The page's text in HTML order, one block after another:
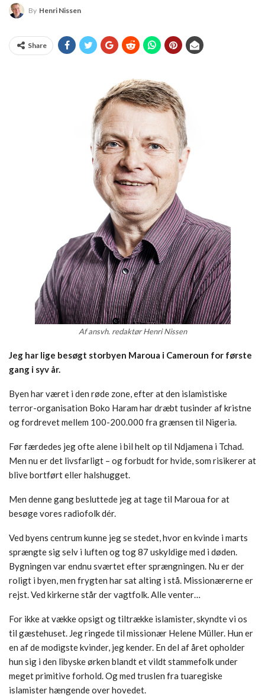
By Henri Nissen
Share
Af ansvh. redaktør Henri Nissen
Jeg har lige besøgt storbyen Maroua i Cameroun for første
gang i syv år.
Byen har været i den røde zone, efter at den islamistiske
terror-organisation Boko Haram har dræbt tusinder af kristne
og fordrevet mellem 100-200.000 fra grænsen til Nigeria.
Før færdedes jeg ofte alene i bil helt op til Ndjamena i Tchad.
Men nu er det livsfarligt – og forbudt for hvide, som risikerer at
blive bortført eller halshugget.
Men denne gang besluttede jeg at tage til Maroua for at
besøge vores radiofolk dér.
Ved byens centrum kunne jeg se stedet, hvor en kvinde i marts
sprængte sig selv i luften og tog 87 uskyldige med i døden.
Bygningen var endnu sværtet efter sprængningen. Nu er der
roligt i byen, men frygten har sat alting i stå. Missionærerne er
rejst. Ved kirkerne står der vagtfolk. Alle venter…
For ikke at vække opsigt og tiltrække islamister, skyndte vi os
til gæstehuset. Jeg ringede til missionær Helene Müller. Hun er
en af de modigste kvinder, jeg kender. En del af året opholder
hun sig i den libyske ørken blandt et vildt stammefolk under
meget primitive forhold. Og med truslen fra tuaregiske
islamister hængende over hovedet.